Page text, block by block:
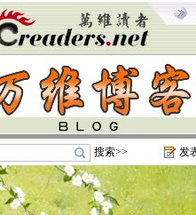
搜索>> 发